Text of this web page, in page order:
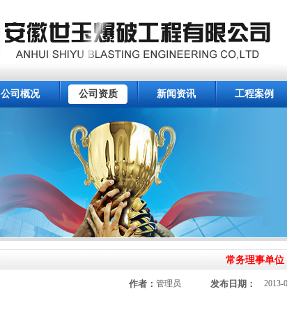
公司概况 公司资质 新闻资讯 工程案例
常务理事单位
作者： 管理员 发布日期： 2013-